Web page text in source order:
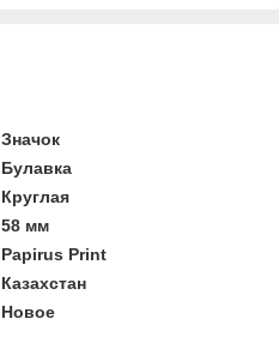
Значок
Булавка
Круглая
58 мм
Papirus Print
Казахстан
Новое